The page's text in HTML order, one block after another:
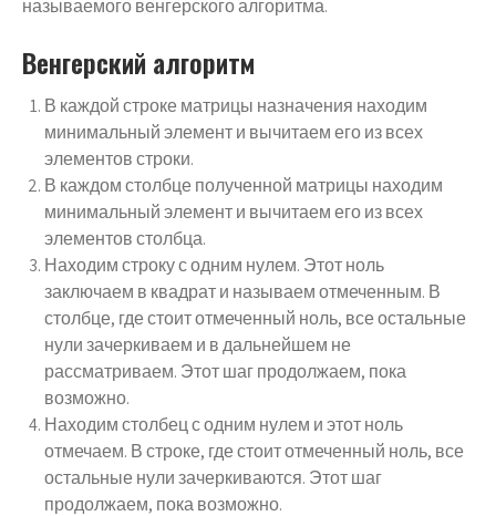
называемого венгерского алгоритма.
Венгерский алгоритм
В каждой строке матрицы назначения находим
минимальный элемент и вычитаем его из всех
элементов строки.
В каждом столбце полученной матрицы находим
минимальный элемент и вычитаем его из всех
элементов столбца.
Находим строку с одним нулем. Этот ноль
заключаем в квадрат и называем отмеченным. В
столбце, где стоит отмеченный ноль, все остальные
нули зачеркиваем и в дальнейшем не
рассматриваем. Этот шаг продолжаем, пока
возможно.
Находим столбец с одним нулем и этот ноль
отмечаем. В строке, где стоит отмеченный ноль, все
остальные нули зачеркиваются. Этот шаг
продолжаем, пока возможно.